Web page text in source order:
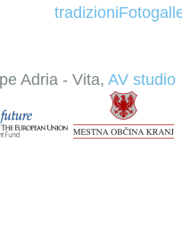
tradizioni
Adria - Vita, AV studio